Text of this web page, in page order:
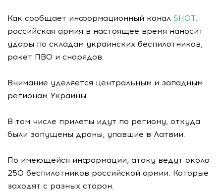
Как сообщает информационный канал SHOT,
российская армия в настоящее время наносит
удары по складам украинских беспилотников,
ракет ПВО и снарядов.
Внимание уделяется центральным и западным
регионам Украины.
В том числе прилеты идут по региону, откуда
были запущены дроны, упавшие в Латвии.
По имеющейся информации, атаку ведут около
250 беспилотников российской армии. Которые
заходят с разных сторон.